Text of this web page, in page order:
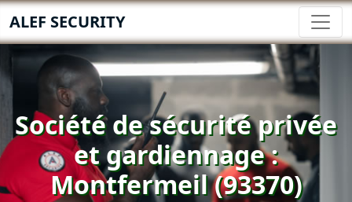
ALEF SECURITY
Société de sécurité privée
et gardiennage :
Montfermeil (93370)